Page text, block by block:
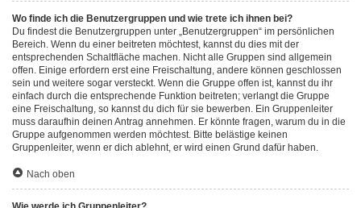
Wo finde ich die Benutzergruppen und wie trete ich ihnen bei?
Du findest die Benutzergruppen unter „Benutzergruppen“ im persönlichen
Bereich. Wenn du einer beitreten möchtest, kannst du dies mit der
entsprechenden Schaltfläche machen. Nicht alle Gruppen sind allgemein
offen. Einige erfordern erst eine Freischaltung, andere können geschlossen
sein und weitere sogar versteckt. Wenn die Gruppe offen ist, kannst du ihr
einfach durch die entsprechende Funktion beitreten; verlangt die Gruppe
eine Freischaltung, so kannst du dich für sie bewerben. Ein Gruppenleiter
muss daraufhin deinen Antrag annehmen. Er könnte fragen, warum du in die
Gruppe aufgenommen werden möchtest. Bitte belästige keinen
Gruppenleiter, wenn er dich ablehnt, er wird einen Grund dafür haben.
Nach oben